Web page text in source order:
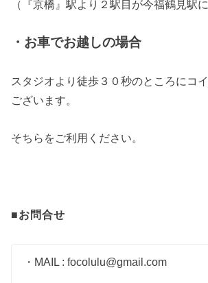
（『京橋』駅より２駅目が今福鶴見駅
・お車でお越しの場合
スタジオより徒歩３０秒のところにコ
ございます。
そちらをご利用ください。
■お問合せ
・MAIL : focolulu@gmail.com